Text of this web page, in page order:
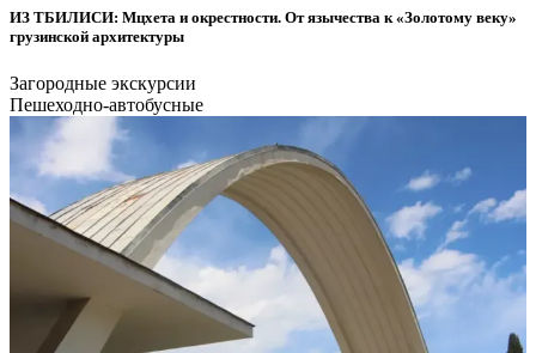
ИЗ ТБИЛИСИ: Мцхета и окрестности. От язычества к «Золотому веку»
грузинской архитектуры
Загородные экскурсии
Пешеходно-автобусные